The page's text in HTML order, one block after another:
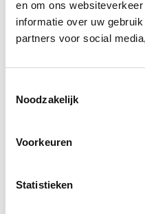
en om ons
informatie over uw
partners voor social
Noodzakelijk
Voorkeuren
Statistieken
Bron: cobouw.nl
Circulair Bouwen